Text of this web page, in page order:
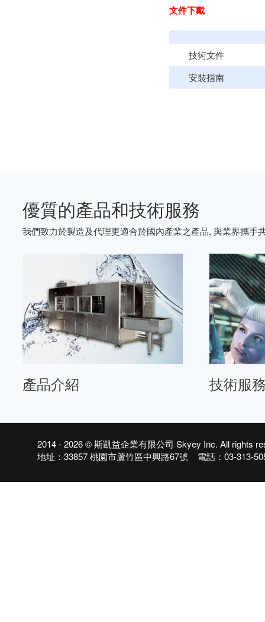
文件下戴
技術文件
安裝指南
優質的產品和技術服務
我們致力於製造及代理更適合於國內產業之產品, 與業界攜手
產品介紹 技術服
2014 - 2026 ©斯凱益企業有限公司 Skyey Inc. All
地址：33857 桃園市蘆竹區中興路67號 電話：03-313-